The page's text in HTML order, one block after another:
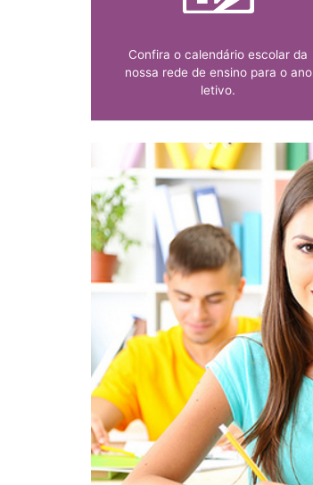
Confira o calendário escolar da
nossa rede de ensino para o ano
letivo.